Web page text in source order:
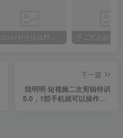
2025好好住搞钱野路子：素人3步变家居博主，日赚500+保姆级教程
下一篇
陆明明·短视频二次剪辑特训
5.0，1部手机就可以操作，0